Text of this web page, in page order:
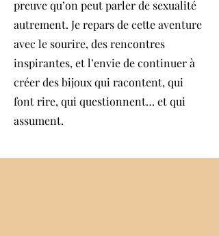
preuve qu’on peut parler de sexualité
autrement. Je repars de cette aventure
avec le sourire, des rencontres
inspirantes, et l’envie de continuer à
créer des bijoux qui racontent, qui
font rire, qui questionnent… et qui
assument.